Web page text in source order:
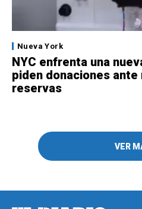
Nueva York
NYC enfrenta una
piden donaciones
reservas
VER